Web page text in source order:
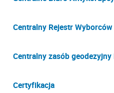
Centralny Rejestr Wyborców
Centralny zasób
Certyfikacja